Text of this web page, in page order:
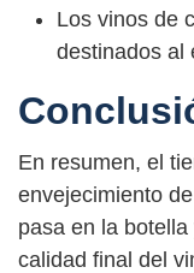
Los vinos de
destinados al
En resumen, el
envejecimiento
pasa en la
calidad final del